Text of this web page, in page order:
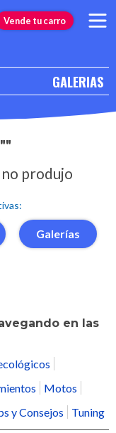
Vende tu carro
GALERIAS
no produjo
Galerías
en las
Motos
y Consejos Tuning